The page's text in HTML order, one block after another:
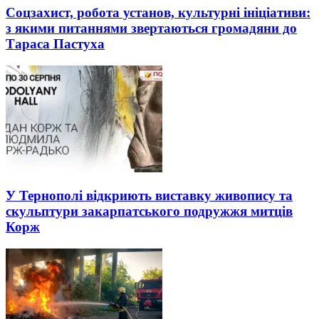
Соцзахист, робота установ, культурні ініціативи:
з якими питаннями звертаються громадяни до
Тараса Пастуха
У Тернополі відкриють виставку живопису та
скульптури закарпатського подружжя митців
Корж